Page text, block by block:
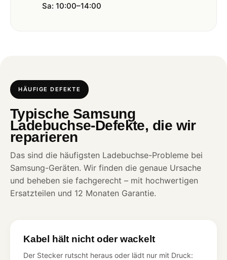
Sa: 10:00–14:00
HÄUFIGE DEFEKTE
Typische Samsung
Ladebuchse-Defekte, die wir
reparieren
Das sind die häufigsten Ladebuchse-Probleme bei
Samsung-Geräten. Wir finden die genaue Ursache
und beheben sie fachgerecht – mit hochwertigen
Ersatzteilen und 12 Monaten Garantie.
Kabel hält nicht oder wackelt
Der Stecker rutscht heraus oder lädt nur mit Druck: